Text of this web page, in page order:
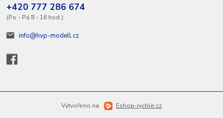
+420 777 286 674
(Po - Pá 8 - 16 hod.)
info@hvp-modell.cz
Vytvořeno na Eshop-rychle.cz